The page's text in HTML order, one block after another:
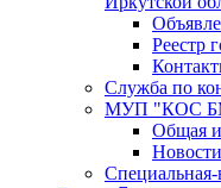
Реестр
Служба по
МУП "КОС
Общая
Новости